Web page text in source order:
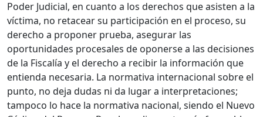
Poder Judicial, en cuanto a los derechos que asisten a la
víctima, no retacear su participación en el proceso, su
derecho a proponer prueba, asegurar las
oportunidades procesales de oponerse a las decisiones
de la Fiscalía y el derecho a recibir la información que
entienda necesaria. La normativa internacional sobre el
punto, no deja dudas ni da lugar a interpretaciones;
tampoco lo hace la normativa nacional, siendo el Nuevo